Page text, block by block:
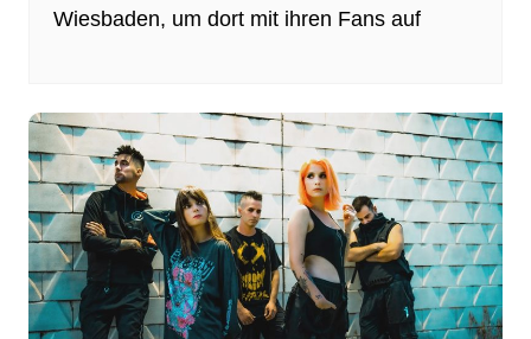
Wiesbaden, um dort mit ihren Fans auf